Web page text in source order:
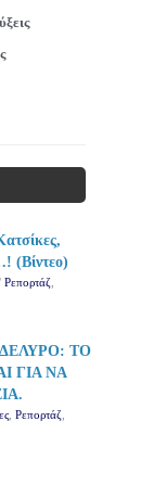
(Βίντεο)
Ρεπορτάζ
ΤΟ
ΓΙΑ ΝΑ
Ρεπορτάζ